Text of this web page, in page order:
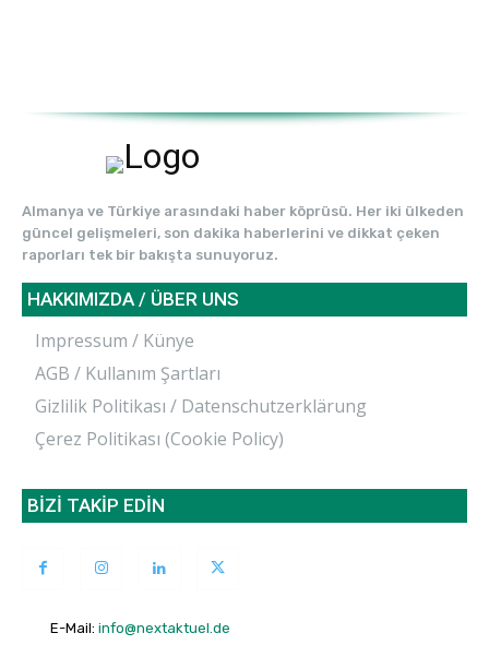
Almanya ve Türkiye arasındaki haber köprüsü. Her iki ülkeden
güncel gelişmeleri, son dakika haberlerini ve dikkat çeken
raporları tek bir bakışta sunuyoruz.
HAKKIMIZDA / ÜBER UNS
Impressum / Künye
AGB / Kullanım Şartları
Gizlilik Politikası / Datenschutzerklärung
Çerez Politikası (Cookie Policy)
BİZİ TAKİP EDİN
E-Mail: info@nextaktuel.de